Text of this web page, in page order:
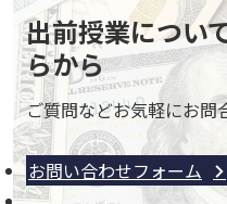
出前授業につい
らから
ご質問などお気軽にお問
お問い合わせフォーム